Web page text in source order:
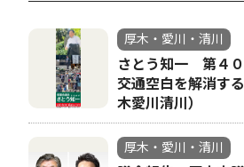
厚木・愛川・清川
さとう知一 第４
交通空白を解消す
木愛川清川）
厚木・愛川・清川